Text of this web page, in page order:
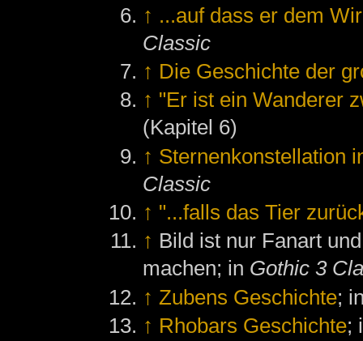
↑ ...auf dass er dem
Classic
↑ Die Geschichte der
↑ "Er ist ein Wanderer
(Kapitel 6)
↑ Sternenkonstellation
Classic
↑ "...falls das Tier
↑ Bild ist nur Fanart
machen; in Gothic 3
↑ Zubens Geschichte;
↑ Rhobars Geschichte;